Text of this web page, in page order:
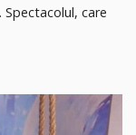
care